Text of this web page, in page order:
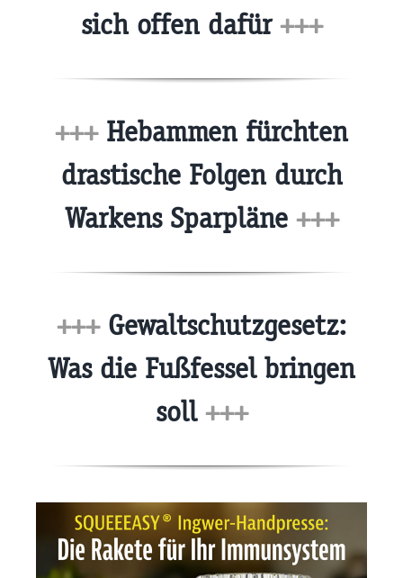
sich offen dafür+++
+++Hebammen fürchten
drastische Folgen durch
Warkens Sparpläne +++
+++Gewaltschutzgesetz:
Was die Fußfessel bringen
soll +++